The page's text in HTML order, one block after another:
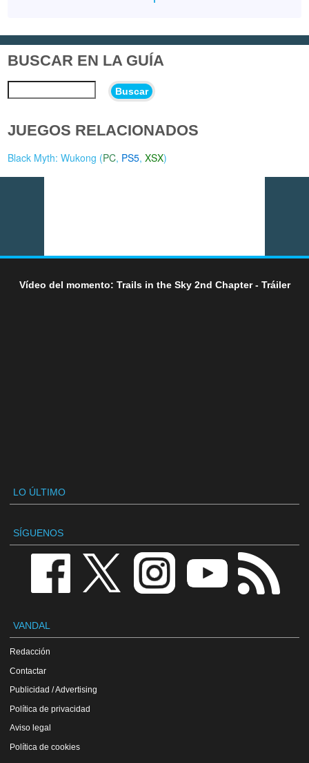
BUSCAR EN LA GUÍA
Buscar
JUEGOS RELACIONADOS
Black Myth: Wukong (PC, PS5,XSX)
Vídeo del momento: Trails in the Sky 2nd Chapter - Tráiler
LO ÚLTIMO
SÍGUENOS
VANDAL
Redacción
Contactar
Publicidad / Advertising
Política de privacidad
Aviso legal
Política de cookies